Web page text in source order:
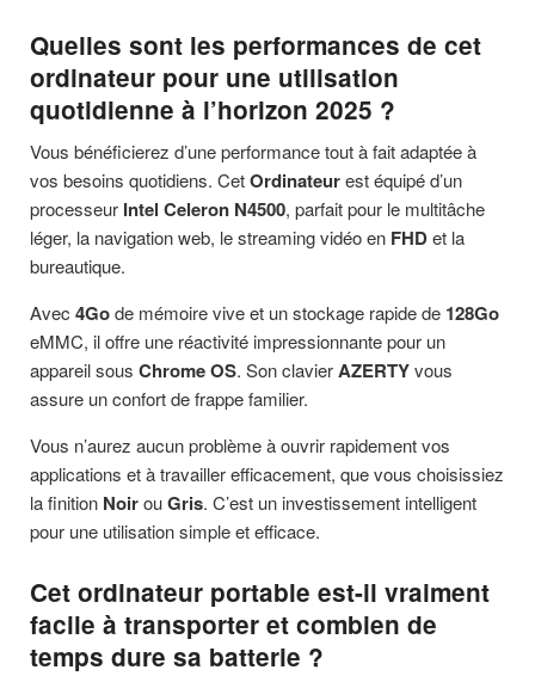
Quelles sont les performances de cet
ordinateur pour une utilisation
quotidienne à l’horizon 2025 ?
Vous bénéficierez d’une performance tout à fait adaptée à
vos besoins quotidiens. CetOrdinateurest équipé d’un
processeur Intel Celeron N4500, parfait pour le multitâche
léger, la navigation web, le streaming vidéo en FHDet la
bureautique.
Avec 4Gode mémoire vive et un stockage rapide de 128Go
eMMC, il offre une réactivité impressionnante pour un
appareil sous Chrome OS. Son clavierAZERTYvous
assure un confort de frappe familier.
Vous n’aurez aucun problème à ouvrir rapidement vos
applications et à travailler efficacement, que vous choisissiez
la finition NoirouGris. C’est un investissement intelligent
pour une utilisation simple et efficace.
Cet ordinateur portable est-il vraiment
facile à transporter et combien de
temps dure sa batterie ?